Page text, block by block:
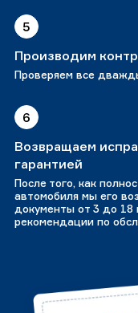
5
Производим
Проверяем все
6
Возвращаем
гарантией
После того, как
автомобиля мы его
документы от 3 до 18
рекомендации по